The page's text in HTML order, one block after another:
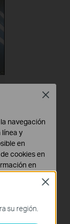
su región.
Close
navegación
línea y
en
cookies en
en
sistema.
Close